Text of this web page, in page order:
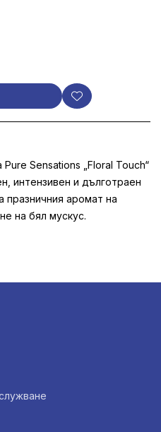
Sensations „Floral Touch“
интензивен и дълготраен
празничния аромат на
на бял мускус.